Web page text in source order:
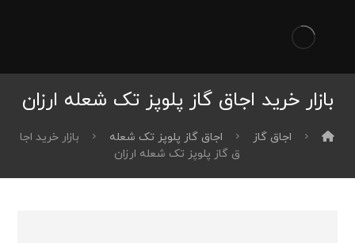
بازار خرید اجاق گاز پلوپز تک شعله ارزان
اجاق گاز اجاق گاز پلوپز تک شعله
بازار خرید اجا
ق گاز پلوپز تک شعله ارزان